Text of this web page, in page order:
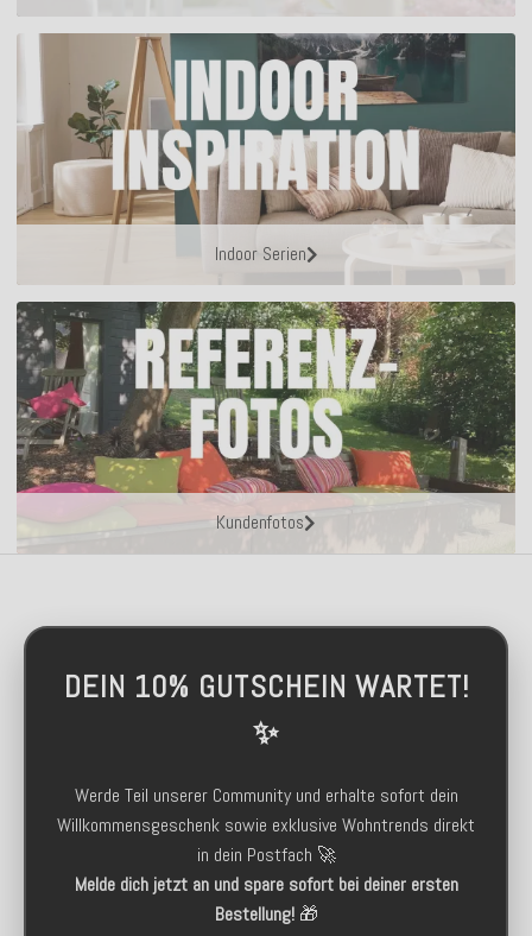
Indoor Serien
Kundenfotos
DEIN 10% GUTSCHEIN WARTET!
✨
Werde Teil unserer Community und erhalte sofort dein
Willkommensgeschenk sowie exklusive Wohntrends direkt
in dein Postfach 🚀
Melde dich jetzt an und spare sofort bei deiner ersten
Bestellung!🎁